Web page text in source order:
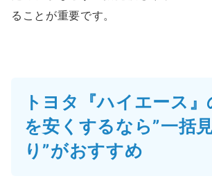
ることが重要です。
トヨタ『ハイエース
を安くするなら”一括
り”がおすすめ